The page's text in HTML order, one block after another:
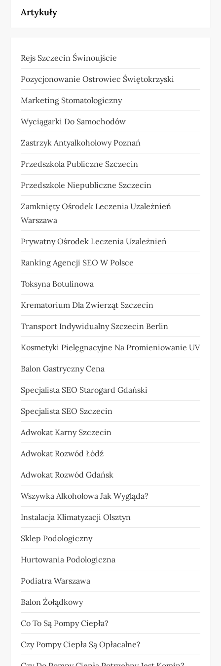
Artykuły
Rejs Szczecin Świnoujście
Pozycjonowanie Ostrowiec Świętokrzyski
Marketing Stomatologiczny
Wyciągarki Do Samochodów
Zastrzyk Antyalkoholowy Poznań
Przedszkola Publiczne Szczecin
Przedszkole Niepubliczne Szczecin
Zamknięty Ośrodek Leczenia Uzależnień
Warszawa
Prywatny Ośrodek Leczenia Uzależnień
Ranking Agencji SEO W Polsce
Toksyna Botulinowa
Krematorium Dla Zwierząt Szczecin
Transport Indywidualny Szczecin Berlin
Kosmetyki Pielęgnacyjne Na Promieniowanie UV
Balon Gastryczny Cena
Specjalista SEO Starogard Gdański
Specjalista SEO Szczecin
Adwokat Karny Szczecin
Adwokat Rozwód Łódź
Adwokat Rozwód Gdańsk
Wszywka Alkoholowa Jak Wygląda?
Instalacja Klimatyzacji Olsztyn
Sklep Podologiczny
Hurtowania Podologiczna
Podiatra Warszawa
Balon Żołądkowy
Co To Są Pompy Ciepła?
Czy Pompy Ciepła Są Opłacalne?